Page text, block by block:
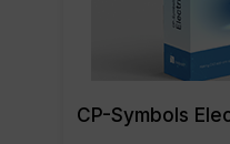
CP-Symbols